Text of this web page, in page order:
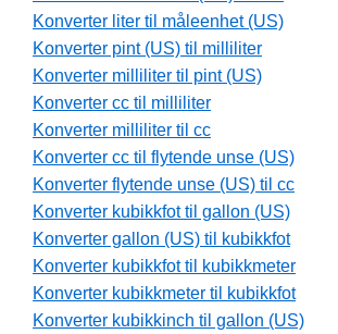
Konverter liter til måleenhet (US)
Konverter pint (US) til milliliter
Konverter milliliter til pint (US)
Konverter cc til milliliter
Konverter milliliter til cc
Konverter cc til flytende unse (US)
Konverter flytende unse (US) til cc
Konverter kubikkfot til gallon (US)
Konverter gallon (US) til kubikkfot
Konverter kubikkfot til kubikkmeter
Konverter kubikkmeter til kubikkfot
Konverter kubikkinch til gallon (US)